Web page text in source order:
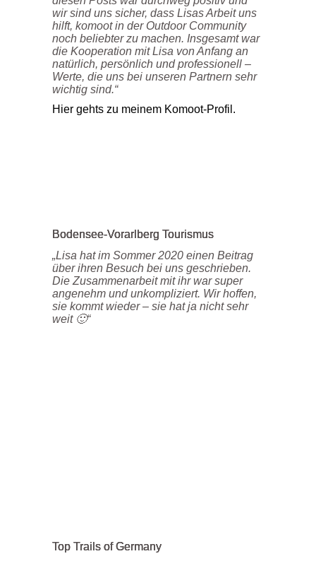
wir sind uns sicher, dass Lisas Arbeit uns
hilft, komoot in der Outdoor Community
noch beliebter zu machen. Insgesamt war
die Kooperation mit Lisa von Anfang an
natürlich, persönlich und professionell –
Werte, die uns bei unseren Partnern sehr
wichtig sind.“
Hier gehts zu meinem Komoot-Profil.
Bodensee-Vorarlberg Tourismus
„Lisa hat im Sommer 2020 einen Beitrag
über ihren Besuch bei uns geschrieben.
Die Zusammenarbeit mit ihr war super
angenehm und unkompliziert. Wir hoffen,
sie kommt wieder – sie hat ja nicht sehr
weit 🙂“
Top Trails of Germany